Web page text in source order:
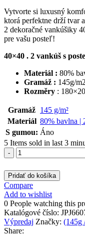
bola:
€19.50.
je:
€13.50.
Vytvorte si luxusný
ktorá perfektne drží tvar
2 dekoračné vankúšiky
pre vašu posteľ!
40×40 . 2 vankúš s
Materiál : 80%
Gramáž : 145g/m2
Rozměry :
Gramáž 145 g/m²
Materiál 80% bavlna |
S gumou: Áno
5 Items sold in last 3
množstvo
Jersey
plachta
Tmavá
sivá
180×200
JPJ6607
Pridať do košíka
Compare
Add to wishlist
0 People watching this
Katalógové číslo:
Výpredaj Značky: (145g
Share: